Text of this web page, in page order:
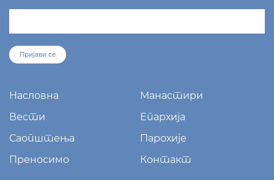
Пријави се
Насловна
Манастири
Вести
Епархија
Саопштења
Парохије
Преносимо
Контакт